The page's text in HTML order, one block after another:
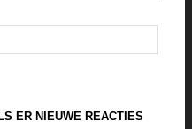
ER NIEUWE REACTIES